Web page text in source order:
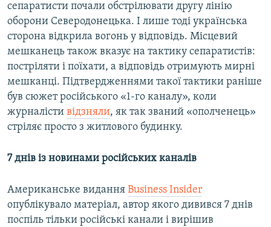
сепаратисти почали обстрілювати другу лінію
оборони Северодонецька. І лише тоді українська
сторона відкрила вогонь у відповідь. Місцевий
мешканець також вказує на тактику сепаратистів:
постріляти і поїхати, а відповідь отримують мирні
мешканці. Підтвердженнями такої тактики раніше
був сюжет російського «1-го каналу», коли
журналісти відзняли, як так званий «ополченець»
стріляє просто з житлового будинку.
7 днів із новинами російських каналів
Американське видання Business Insider
опублікувало матеріал, автор якого дивився 7 днів
поспіль тільки російські канали і вирішив